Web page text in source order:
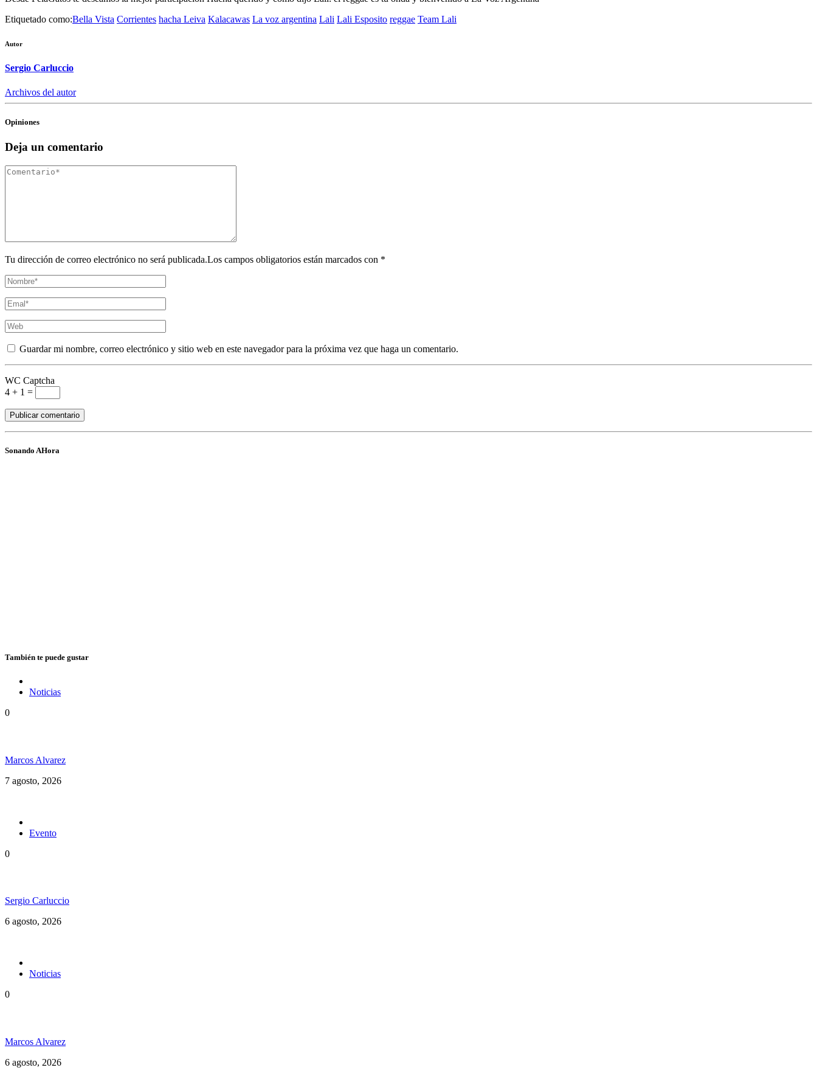
Etiquetado como:Bella Vista Corrientes hacha Leiva Kalacawas La voz argentina Lali Lali Esposito reggae Team Lali
Autor
Sergio Carluccio
Archivos del autor
Opiniones
Deja un comentario
Tu dirección de correo electrónico no será publicada.Los campos obligatorios están marcados con *
Guardar mi nombre, correo electrónico y sitio web en este navegador para la próxima vez que haga un comentario.
WC Captcha
4 + 1 =
Sonando AHora
También te puede gustar
Noticias
0
Marcos Alvarez
7 agosto, 2026
Evento
0
Sergio Carluccio
6 agosto, 2026
Noticias
0
Marcos Alvarez
6 agosto, 2026